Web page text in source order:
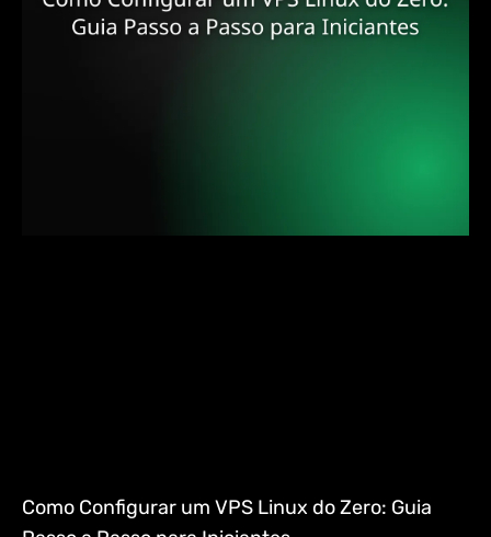
Como Configurar um VPS Linux do Zero: Guia